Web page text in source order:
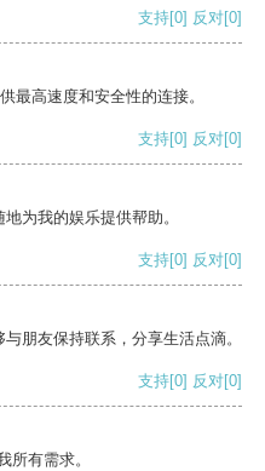
支持[0] 反对[0]
最高速度和安全性的连接。
支持[0] 反对[0]
为我的娱乐提供帮助。
支持[0] 反对[0]
朋友保持联系，分享生活点滴。
支持[0] 反对[0]
所有需求。